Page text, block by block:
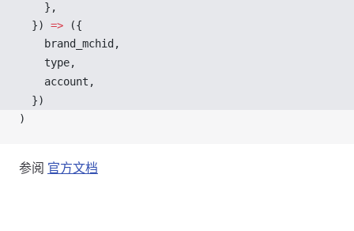
    },
  })
=> ({
brand_mchid ,
type,
account ,
  })
)
参阅 官方文档